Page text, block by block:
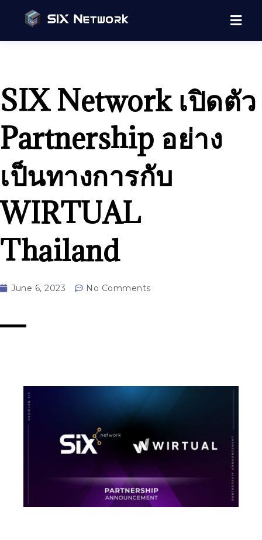
SIX Network เปิดตัว
Partnership อย่าง
เป็นทางการกับ
WIRTUAL
Thailand
June 6, 2023 No Comments